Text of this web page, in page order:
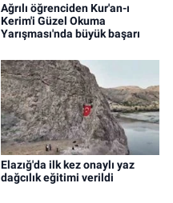
Ağrılı öğrenciden Kur'an-ı
Kerim'i Güzel Okuma
Yarışması'nda büyük başarı
Elazığ'da ilk kez onaylı yaz
dağcılık eğitimi verildi